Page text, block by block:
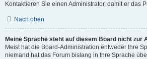
Kontaktieren Sie einen Administrator, damit er das
Nach oben
Meine Sprache steht auf diesem Board nicht zur
Meist hat die Board-Administration entweder Ihre
niemand hat das Forum bislang in Ihre Sprache